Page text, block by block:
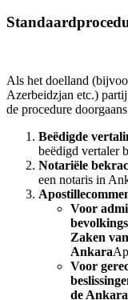
Als het doelland
Azerbeidzjan etc.)
de procedure
Beëdigde
beëdigd vertaler
Notariële
een notaris in
Voor
Zaken
Ankara
Voor
de